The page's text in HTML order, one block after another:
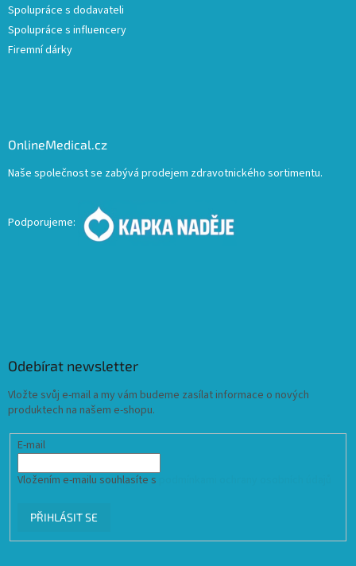
Spolupráce s dodavateli
Spolupráce s influencery
Firemní dárky
OnlineMedical.cz
Naše společnost se zabývá prodejem zdravotnického sortimentu.
Podporujeme:
Odebírat newsletter
Vložte svůj e-mail a my vám budeme zasílat informace o nových
produktech na našem e-shopu.
E-mail
Vložením e-mailu souhlasíte s
PŘIHLÁSIT SE